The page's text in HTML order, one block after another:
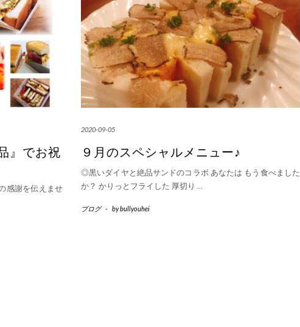
』でお祝
感謝を伝えませ
2020-09-05
９月のスペシャルメニュー♪
◎黒いダイヤと絶品サンドのコラボ あなたは もう食べました
か？ かりっとフライした 厚切り …
ブログ - bybullyouhei